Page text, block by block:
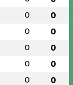
0 0
0 0
0 0
0 0
0 0